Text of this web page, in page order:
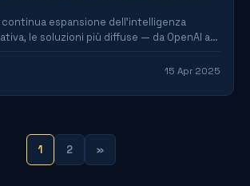
continua espansione dell’intelligenza
le soluzioni più diffuse — da OpenAI a
15 Apr 2025
1 2 »